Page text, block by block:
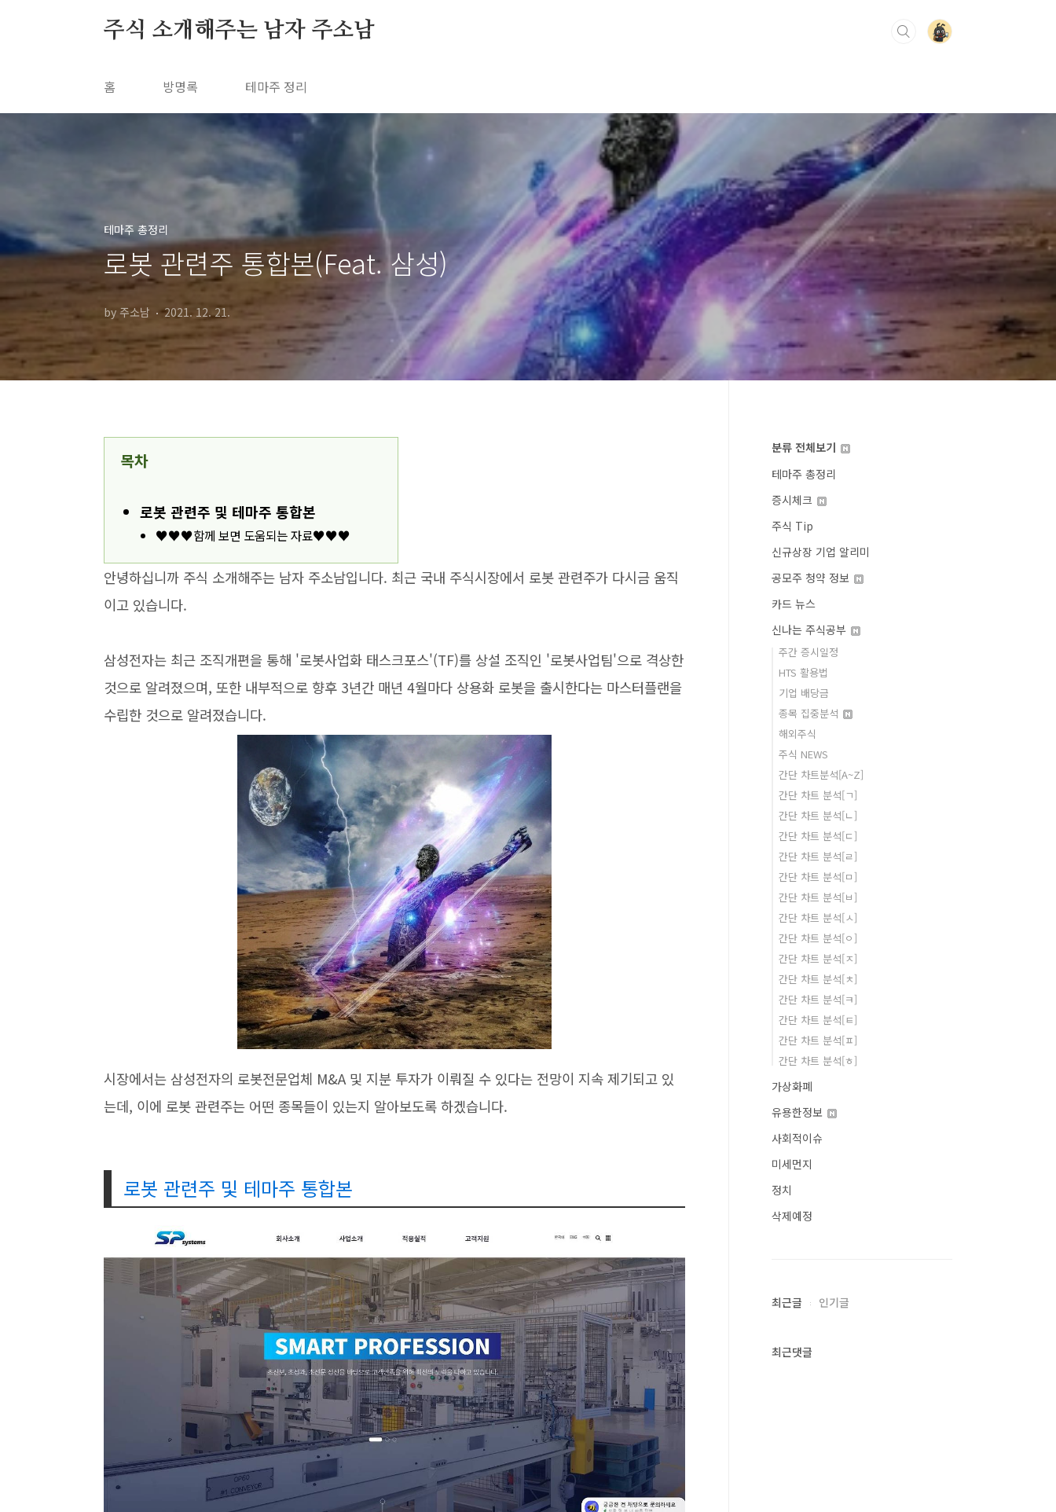
주식 소개해주는 남자 주소남
홈 방명록 테마주 정리
테마주 총정리
로봇 관련주 통합본(Feat. 삼성)
by 주소남 2021. 12. 21.
목차
로봇 관련주 및 테마주 통합본
♥♥♥함께 보면 도움되는 자료♥♥♥
안녕하십니까 주식 소개해주는 남자 주소남입니다. 최근 국내 주식시장에서 로봇 관련주가 다시금 움직
이고 있습니다.
삼성전자는 최근 조직개편을 통해 '로봇사업화 태스크포스'(TF)를 상설 조직인 '로봇사업팀'으로 격상한
것으로 알려졌으며, 또한 내부적으로 향후 3년간 매년 4월마다 상용화 로봇을 출시한다는 마스터플랜을
수립한 것으로 알려졌습니다.
시장에서는 삼성전자의 로봇전문업체 M&A 및 지분 투자가 이뤄질 수 있다는 전망이 지속 제기되고 있
는데, 이에 로봇 관련주는 어떤 종목들이 있는지 알아보도록 하겠습니다.
로봇 관련주 및 테마주 통합본
분류 전체보기
테마주 총정리
증시체크
주식 Tip
신규상장 기업 알리미
공모주 청약 정보
카드 뉴스
신나는 주식공부
주간 증시일정
HTS 활용법
기업 배당금
종목 집중분석
해외주식
주식 NEWS
간단 차트분석[A~Z]
간단 차트 분석[ㄱ]
간단 차트 분석[ㄴ]
간단 차트 분석[ㄷ]
간단 차트 분석[ㄹ]
간단 차트 분석[ㅁ]
간단 차트 분석[ㅂ]
간단 차트 분석[ㅅ]
간단 차트 분석[ㅇ]
간단 차트 분석[ㅈ]
간단 차트 분석[ㅊ]
간단 차트 분석[ㅋ]
간단 차트 분석[ㅌ]
간단 차트 분석[ㅍ]
간단 차트 분석[ㅎ]
가상화폐
유용한정보
사회적이슈
미세먼지
정치
삭제예정
최근글 인기글
최근댓글